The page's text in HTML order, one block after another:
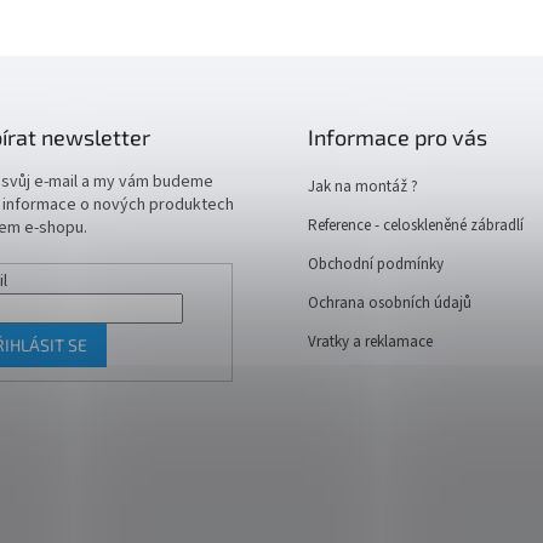
newsletter
e-mail a my vám budeme
o nových produktech
e-shopu.
SE
Informace pro vás
Jak na montáž ?
Reference - celoskleněné zábradlí
Obchodní podmínky
Ochrana osobních údajů
Vratky a reklamace